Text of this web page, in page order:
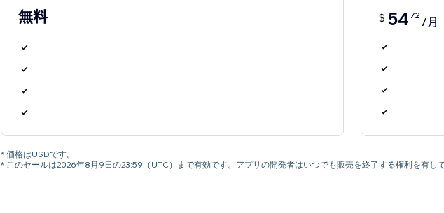
無料 $ 54 72 /月
* 価格はUSDです。
* このセールは2026年8月9日の23:59（UTC）まで有効です。アプリの開発者はいつでも販売を終了する権利を有し